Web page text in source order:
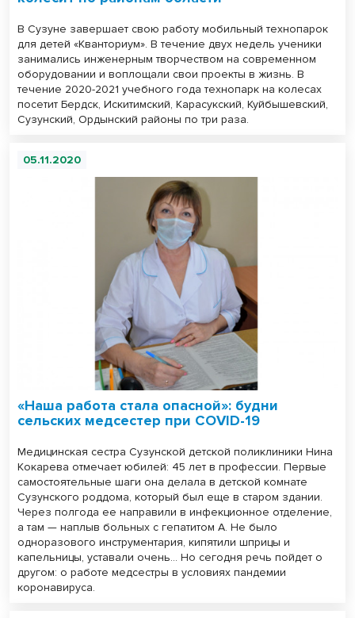
В Сузуне завершает свою работу мобильный технопарок
для детей «Кванториум». В течение двух недель ученики
занимались инженерным творчеством на современном
оборудовании и воплощали свои проекты в жизнь. В
течение 2020-2021 учебного года технопарк на колесах
посетит Бердск, Искитимский, Карасукский, Куйбышевский,
Сузунский, Ордынский районы по три раза.
05.11.2020
«Наша работа стала опасной»: будни
сельских медсестер при COVID-19
Медицинская сестра Сузунской детской поликлиники Нина
Кокарева отмечает юбилей: 45 лет в профессии. Первые
самостоятельные шаги она делала в детской комнате
Сузунского роддома, который был еще в старом здании.
Через полгода ее направили в инфекционное отделение,
а там — наплыв больных с гепатитом А. Не было
одноразового инструментария, кипятили шприцы и
капельницы, уставали очень… Но сегодня речь пойдет о
другом: о работе медсестры в условиях пандемии
коронавируса.